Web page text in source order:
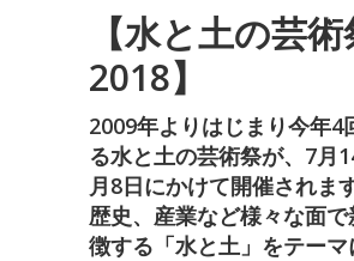
【水と土の芸
2018】
2009年よりはじまり今年4
る水と土の芸術祭が、7月
月8日にかけて開催されま
歴史、産業など様々な面
徴する「水と土」をテー